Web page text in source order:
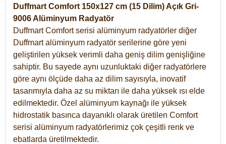
Duffmart Comfort 150x127 cm (15 Dilim) Açık Gri-
9006 Alüminyum Radyatör
Duffmart Comfort serisi alüminyum radyatörler diğer
Duffmart alüminyum radyatör serilerine göre yeni
geliştirilen yüksek verimli daha geniş dilim genişliğine
sahiptir. Bu sayede aynı uzunluktaki diğer radyatörlere
göre aynı ölçüde daha az dilim sayısıyla, inovatif
tasarımıyla daha az su miktarı ile daha yüksek ısı elde
edilmektedir. Özel alüminyum kaynağı ile yüksek
hidrostatik basınca dayanıklı olarak üretilen Comfort
serisi alüminyum radyatörlerimiz çok çeşitli renk ve
ebatlarda üretilmektedir.